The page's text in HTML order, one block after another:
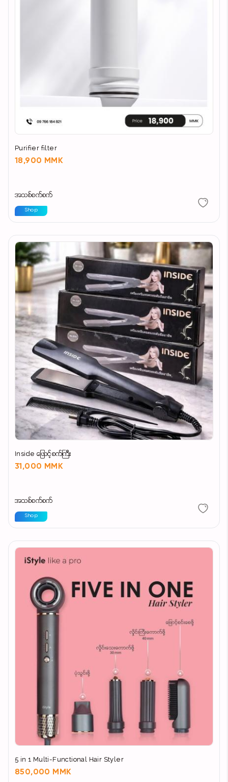
Purifier filter
18,900 MMK
အသစ်စက်စက်
Shop
Inside ဖြောင့်စက်ကြီး
31,000 MMK
အသစ်စက်စက်
Shop
5 in 1 Multi-Functional Hair Styler
850,000 MMK